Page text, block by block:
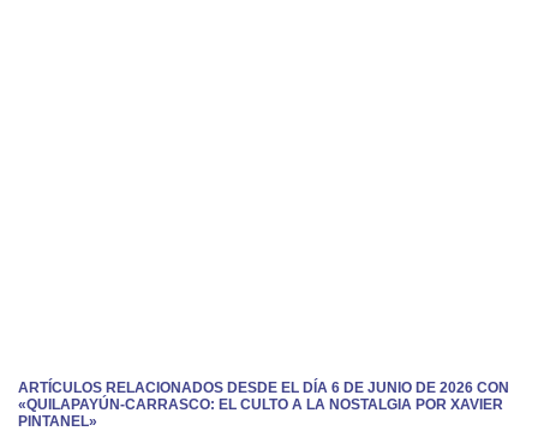
ARTÍCULOS RELACIONADOS DESDE EL DÍA 6 DE JUNIO DE 2026 CON
«QUILAPAYÚN-CARRASCO: EL CULTO A LA NOSTALGIA POR XAVIER
PINTANEL»